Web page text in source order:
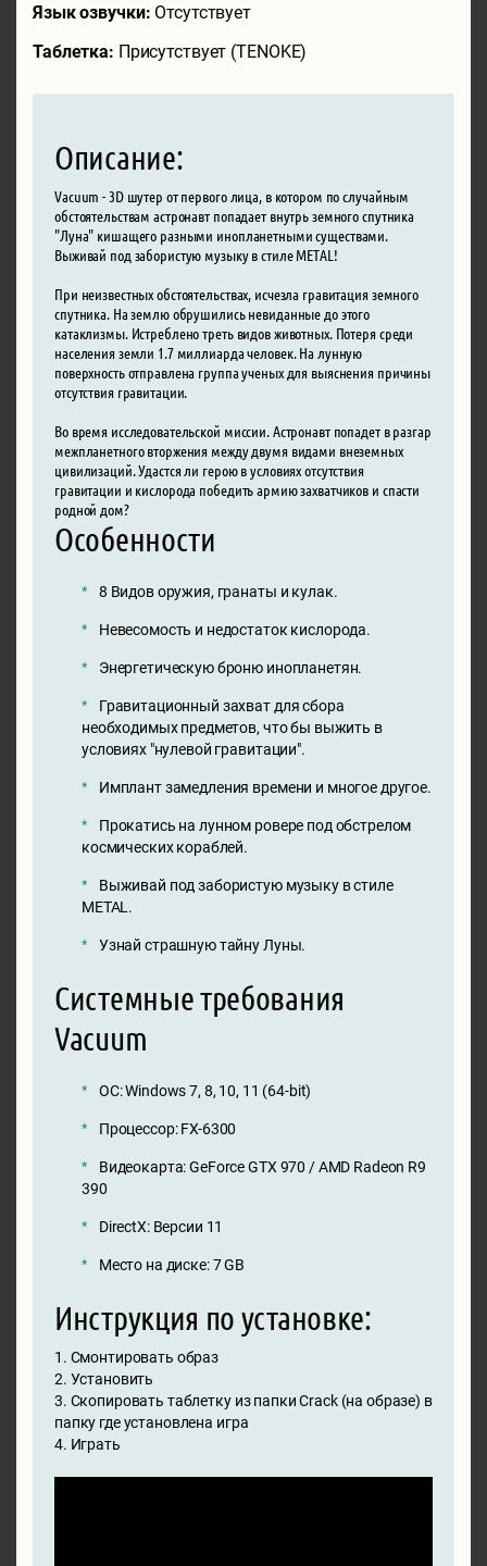
Язык озвучки: Отсутствует
Таблетка: Присутствует (TENOKE)
Описание:
Vacuum - 3D шутер от первого лица, в котором по случайным
обстоятельствам астронавт попадает внутрь земного спутника
"Луна" кишащего разными инопланетными существами.
Выживай под забористую музыку в стиле METAL!
При неизвестных обстоятельствах, исчезла гравитация земного
спутника. На землю обрушились невиданные до этого
катаклизмы. Истреблено треть видов животных. Потеря среди
населения земли 1.7 миллиарда человек. На лунную
поверхность отправлена группа ученых для выяснения причины
отсутствия гравитации.
Во время исследовательской миссии. Астронавт попадет в разгар
межпланетного вторжения между двумя видами внеземных
цивилизаций. Удастся ли герою в условиях отсутствия
гравитации и кислорода победить армию захватчиков и спасти
родной дом?
Особенности
8 Видов оружия, гранаты и кулак.
Невесомость и недостаток кислорода.
Энергетическую броню инопланетян.
Гравитационный захват для сбора
необходимых предметов, что бы выжить в
условиях "нулевой гравитации".
Имплант замедления времени и многое другое.
Прокатись на лунном ровере под обстрелом
космических кораблей.
Выживай под забористую музыку в стиле
METAL.
Узнай страшную тайну Луны.
Системные требования
Vacuum
ОС: Windows 7, 8, 10, 11 (64-bit)
Процессор: FX-6300
Видеокарта: GeForce GTX 970 / AMD Radeon R9
390
DirectX: Версии 11
Место на диске: 7 GB
Инструкция по установке:
1. Смонтировать образ
2. Установить
3. Скопировать таблетку из папки Crack (на образе) в
папку где установлена игра
4. Играть